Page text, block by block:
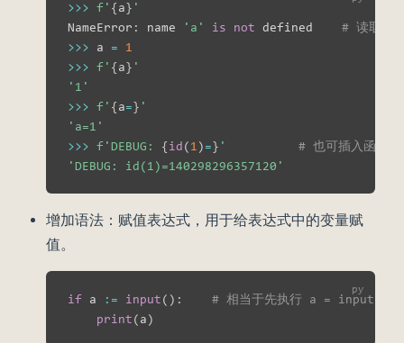
>>> f' {a} '
NameError : name 'a' is not defined # 读取不
>>> a =
1
>>> f' {a} '
'1'
>>> f' {a=} '
'a=1'
>>> f'DEBUG: {id(1)=} '
# 也可插入函数
'DEBUG: id(1)=140298296357120'
增加语法：赋值表达式，用于给表达式中的变量赋
值。
if a := input( ) :
# 相当于先执行 a = input()
print(a)